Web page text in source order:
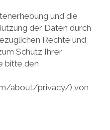
und die
der Daten durch
Rechte und
Schutz Ihrer
bitte den
about/privacy/) von